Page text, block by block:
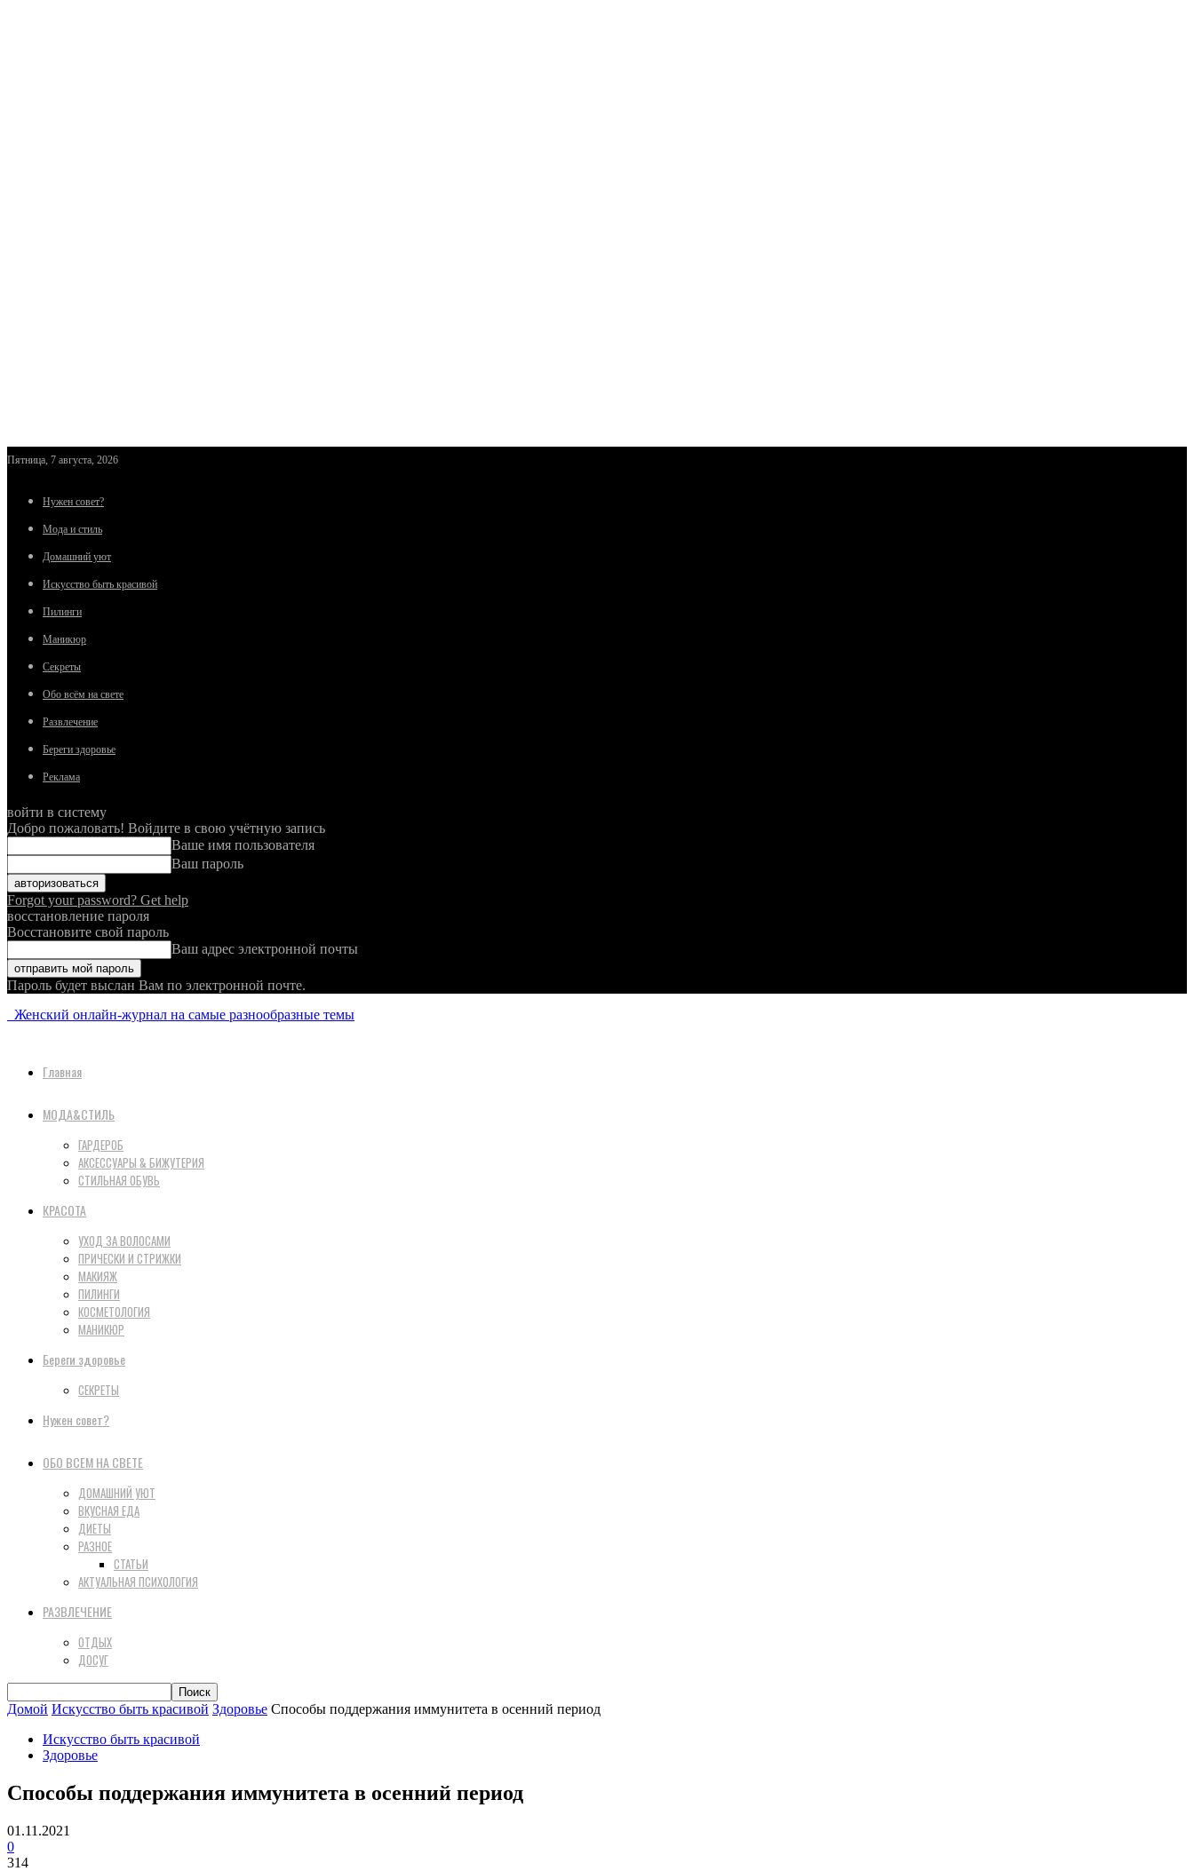
Пятница, 7 августа, 2026
Нужен совет?
Мода и стиль
Домашний уют
Искусство быть красивой
Пилинги
Маникюр
Секреты
Обо всём на свете
Развлечение
Береги здоровье
Реклама
войти в систему
Добро пожаловать! Войдите в свою учётную запись
Ваше имя пользователя
Ваш пароль
Forgot your password? Get help
восстановление пароля
Восстановите свой пароль
Ваш адрес электронной почты
Пароль будет выслан Вам по электронной почте.
Женский онлайн-журнал на самые разнообразные темы
Главная
МОДА&СТИЛЬ
ГАРДЕРОБ
АКСЕССУАРЫ & БИЖУТЕРИЯ
СТИЛЬНАЯ ОБУВЬ
КРАСОТА
УХОД ЗА ВОЛОСАМИ
ПРИЧЕСКИ И СТРИЖКИ
МАКИЯЖ
ПИЛИНГИ
КОСМЕТОЛОГИЯ
МАНИКЮР
Береги здоровье
СЕКРЕТЫ
Нужен совет?
ОБО ВСЕМ НА СВЕТЕ
ДОМАШНИЙ УЮТ
ВКУСНАЯ ЕДА
ДИЕТЫ
РАЗНОЕ
СТАТЬИ
АКТУАЛЬНАЯ ПСИХОЛОГИЯ
РАЗВЛЕЧЕНИЕ
ОТДЫХ
ДОСУГ
Домой Искусство быть красивой Здоровье Способы поддержания иммунитета в осенний период
Искусство быть красивой
Здоровье
Способы поддержания иммунитета в осенний период
01.11.2021
0
314